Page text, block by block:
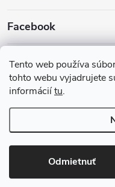
Tento web používa
tohto webu vyjadrujete
informáciítu.
Odmietnuť
Facebook
Prijímame online
Copyright 2026